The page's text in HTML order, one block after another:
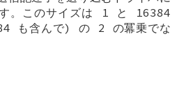
す。このサイズは 1 と 16384
も含んで) の 2 の冪乗でな